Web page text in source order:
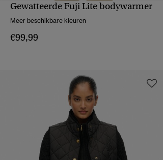
SNELLE WEERGAVE
Gewatteerde Fuji Lite bodywarmer
Meer beschikbare kleuren
€99,99